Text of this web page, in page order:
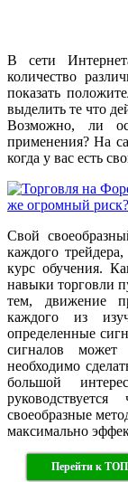
В сети
количество
показать
выделить те что
Возможно, ли
применения? На
когда у вас есть
Свой
каждого
курс обучения.
навыки торговли
тем, движение
каждого из
определенные
сигналов может
необходимо
большой
своеобразные
максимально
Перейти к